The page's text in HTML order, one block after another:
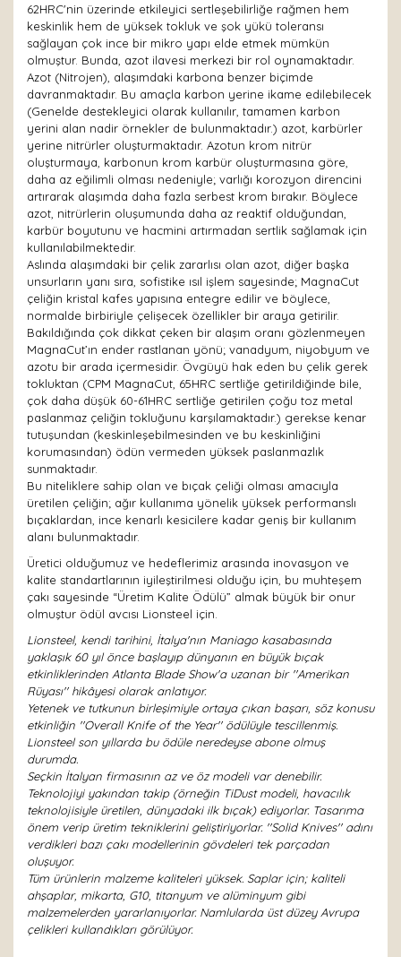
62HRC'nin üzerinde etkileyici sertleşebilirliğe rağmen hem
keskinlik hem de yüksek tokluk ve şok yükü toleransı
sağlayan çok ince bir mikro yapı elde etmek mümkün
olmuştur. Bunda, azot ilavesi merkezi bir rol oynamaktadır.
Azot (Nitrojen), alaşımdaki karbona benzer biçimde
davranmaktadır. Bu amaçla karbon yerine ikame edilebilecek
(Genelde destekleyici olarak kullanılır, tamamen karbon
yerini alan nadir örnekler de bulunmaktadır.) azot, karbürler
yerine nitrürler oluşturmaktadır. Azotun krom nitrür
oluşturmaya, karbonun krom karbür oluşturmasına göre,
daha az eğilimli olması nedeniyle; varlığı korozyon direncini
artırarak alaşımda daha fazla serbest krom bırakır. Böylece
azot, nitrürlerin oluşumunda daha az reaktif olduğundan,
karbür boyutunu ve hacmini artırmadan sertlik sağlamak için
kullanılabilmektedir.
Aslında alaşımdaki bir çelik zararlısı olan azot, diğer başka
unsurların yanı sıra, sofistike ısıl işlem sayesinde; MagnaCut
çeliğin kristal kafes yapısına entegre edilir ve böylece,
normalde birbiriyle çelişecek özellikler bir araya getirilir.
Bakıldığında çok dikkat çeken bir alaşım oranı gözlenmeyen
MagnaCut’ın ender rastlanan yönü; vanadyum, niyobyum ve
azotu bir arada içermesidir. Övgüyü hak eden bu çelik gerek
tokluktan (CPM MagnaCut, 65HRC sertliğe getirildiğinde bile,
çok daha düşük 60-61HRC sertliğe getirilen çoğu toz metal
paslanmaz çeliğin tokluğunu karşılamaktadır.) gerekse kenar
tutuşundan (keskinleşebilmesinden ve bu keskinliğini
korumasından) ödün vermeden yüksek paslanmazlık
sunmaktadır.
Bu niteliklere sahip olan ve bıçak çeliği olması amacıyla
üretilen çeliğin; ağır kullanıma yönelik yüksek performanslı
bıçaklardan, ince kenarlı kesicilere kadar geniş bir kullanım
alanı bulunmaktadır.
Üretici olduğumuz ve hedeflerimiz arasında inovasyon ve
kalite standartlarının iyileştirilmesi olduğu için, bu muhteşem
çakı sayesinde “Üretim Kalite Ödülü” almak büyük bir onur
olmuştur ödül avcısı Lionsteel için.
Lionsteel, kendi tarihini, İtalya'nın Maniago kasabasında
yaklaşık 60 yıl önce başlayıp dünyanın en büyük bıçak
etkinliklerinden Atlanta Blade Show'a uzanan bir ''Amerikan
Rüyası'' hikâyesi olarak anlatıyor.
Yetenek ve tutkunun birleşimiyle ortaya çıkan başarı, söz konusu
etkinliğin ''Overall Knife of the Year'' ödülüyle tescillenmiş.
Lionsteel son yıllarda bu ödüle neredeyse abone olmuş
durumda.
Seçkin İtalyan firmasının az ve öz modeli var denebilir.
Teknolojiyi yakından takip (örneğin TiDust modeli, havacılık
teknolojisiyle üretilen, dünyadaki ilk bıçak) ediyorlar. Tasarıma
önem verip üretim tekniklerini geliştiriyorlar. ''Solid Knives'' adını
verdikleri bazı çakı modellerinin gövdeleri tek parçadan
oluşuyor.
Tüm ürünlerin malzeme kaliteleri yüksek. Saplar için; kaliteli
ahşaplar, mikarta, G10, titanyum ve alüminyum gibi
malzemelerden yararlanıyorlar. Namlularda üst düzey Avrupa
çelikleri kullandıkları görülüyor.